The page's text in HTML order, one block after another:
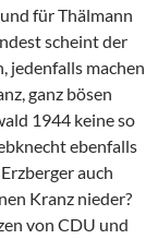
für Thälmann
scheint der
jedenfalls machen
ganz bösen
1944 keine so
ebenfalls
auch
Kranz nieder?
von CDU und